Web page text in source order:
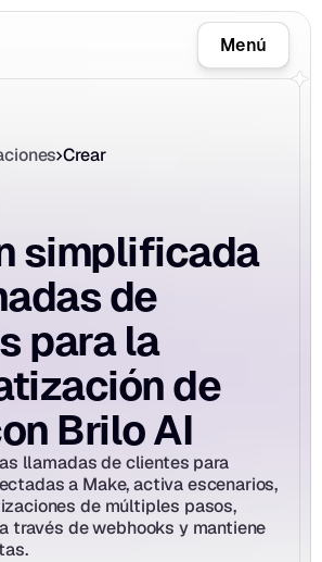
Menú
Crear
simplificada
de
para la
automatización de
Brilo AI
llamadas de clientes para
a Make, activa escenarios,
de múltiples pasos,
través de webhooks y mantiene